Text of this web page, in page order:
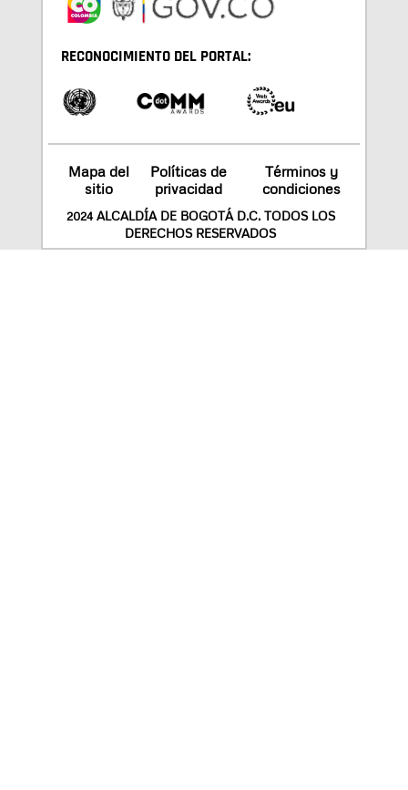
RECONOCIMIENTO DEL PORTAL:
Mapa del
sitio
Políticas de
privacidad
Términos y
condiciones
2024 ALCALDÍA DE BOGOTÁ D.C. TODOS LOS
DERECHOS RESERVADOS